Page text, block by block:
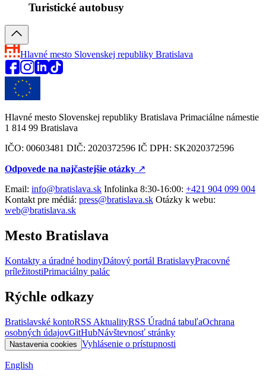
Turistické autobusy
Hlavné mesto Slovenskej republiky Bratislava
Hlavné mesto Slovenskej republiky Bratislava Primaciálne námestie
1 814 99 Bratislava
IČO: 00603481 DIČ: 2020372596 IČ DPH: SK2020372596
Odpovede na najčastejšie otázky ↗︎
Email: info@bratislava.sk Infolinka 8:30-16:00: +421 904 099 004
Kontakt pre médiá: press@bratislava.sk Otázky k webu:
web@bratislava.sk
Mesto Bratislava
Kontakty a úradné hodinyDátový portál BratislavyPracovné
príležitostiPrimaciálny palác
Rýchle odkazy
Bratislavské kontoRSS AktualityRSS Úradná tabuľaOchrana
osobných údajovGitHubNávštevnosť stránky
Nastavenia cookies Vyhlásenie o prístupnosti
English